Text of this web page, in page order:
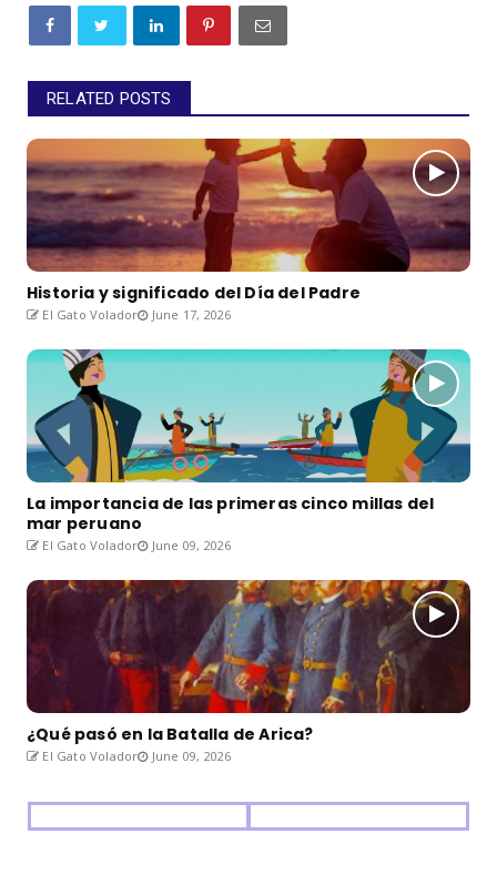
RELATED POSTS
Historia y significado del Día del Padre
El Gato Volador June 17, 2026
La importancia de las primeras cinco millas del
mar peruano
El Gato Volador June 09, 2026
¿Qué pasó en la Batalla de Arica?
El Gato Volador June 09, 2026